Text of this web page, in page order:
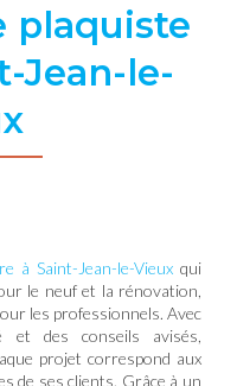
plaquiste
Jean-le-
à Saint-Jean-le-Vieuxqui
le neuf et la rénovation,
les professionnels. Avec
et des conseils avisés,
projet correspond aux
de ses clients. Grâce à un